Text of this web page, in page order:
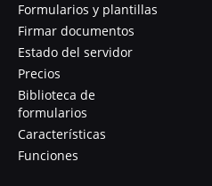
Formularios y plantillas
Firmar documentos
Estado del servidor
Precios
Biblioteca de
formularios
Características
Funciones